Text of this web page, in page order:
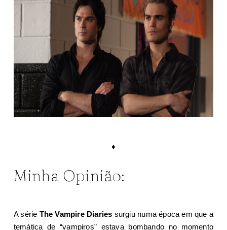
♦
Minha Opinião:
A série The Vampire Diaries surgiu numa época em que a
temática de “vampiros” estava bombando no momento